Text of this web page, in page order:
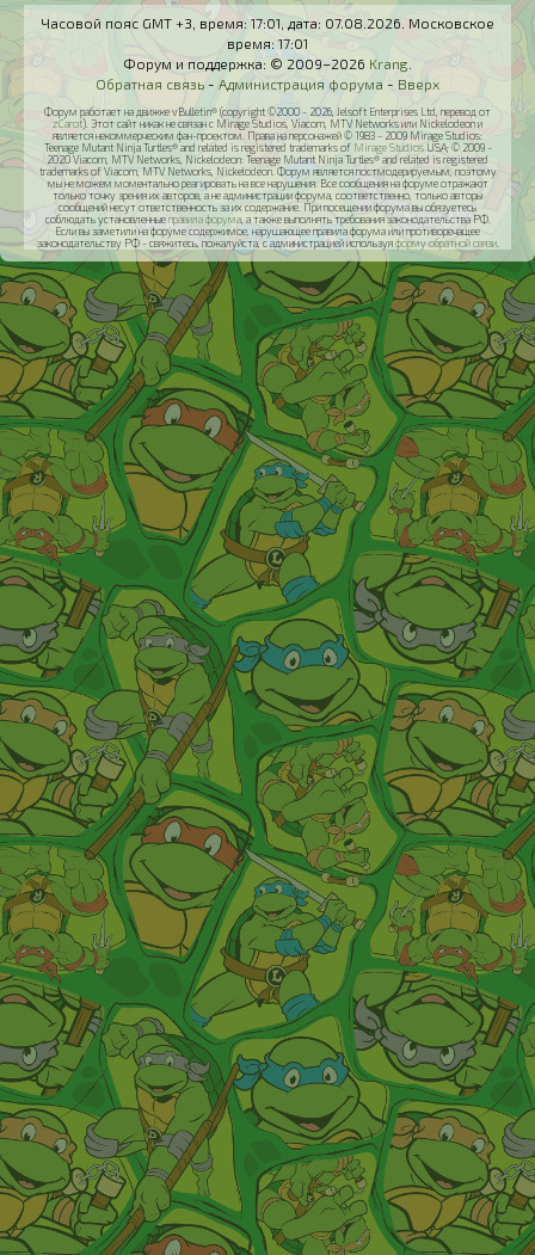
Часовой пояс GMT +3, время: 17:01 , дата: 07.08.2026. Московское
время: 17:01
Форум и поддержка: © 2009–2026 Krang.
Обратная связь - Администрация форума - Вверх
Форум работает на движке vBulletin® (copyright ©2000 - 2026, Jelsoft Enterprises Ltd, перевод от
zCarot). Этот сайт никак не связан с Mirage Studios, Viacom, MTV Networks или Nickelodeon и
является некоммерческим фан-проектом. Права на персонажей © 1983 - 2009 Mirage Studios:
Teenage Mutant Ninja Turtles® and related is registered trademarks of Mirage StudiosUSA; © 2009 -
2020 Viacom, MTV Networks, Nickelodeon: Teenage Mutant Ninja Turtles® and related is registered
trademarks of Viacom, MTV Networks, Nickelodeon. Форум является постмодерируемым, поэтому
мы не можем моментально реагировать на все нарушения. Все сообщения на форуме отражают
только точку зрения их авторов, а не администрации форума, соответственно, только авторы
сообщений несут ответственность за их содержание. При посещении форума вы обязуетесь
соблюдать установленныеправила форума, а также выполнять требования законодательства РФ.
Если вы заметили на форуме содержимое, нарушающее правила форума или противоречащее
законодательству РФ - свяжитесь, пожалуйста, с администрацией используяформу обратной связи.